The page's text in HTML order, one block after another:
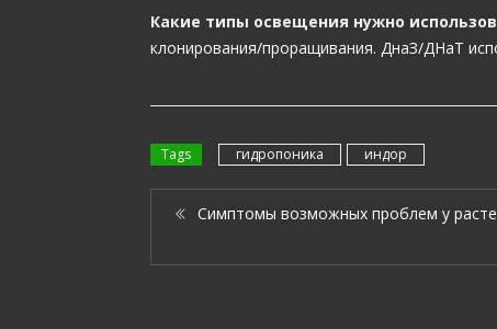
Какие типы освещения нужно
клонирования/проращивания. ДнаЗ/ДНаТ
Tags гидропоника индор
Симптомы возможных проблем у